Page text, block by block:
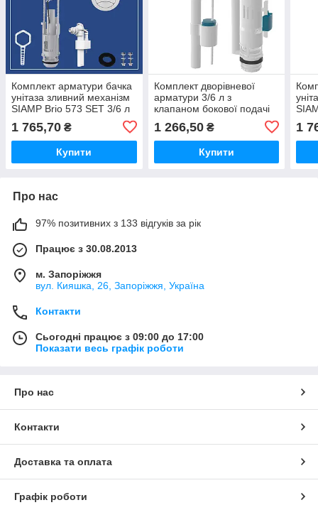
Комплект арматури бачка
унітаза зливний механізм
SIAMP Brio 573 SET 3/6 л
подавання води 1/2"
1 765,70 ₴
Купити
Комплект дворівневої
арматури 3/6 л з
клапаном бокової подачі
1 266,50₴
Купити
1
Про нас
97% позитивних з 133 відгуків за рік
Працює з 30.08.2013
м. Запоріжжя
вул. Кияшка, 26, Запоріжжя, Україна
Контакти
Сьогодні працює з 09:00 до 17:00
Показати весь графік роботи
Про нас
Контакти
Доставка та оплата
Графік роботи